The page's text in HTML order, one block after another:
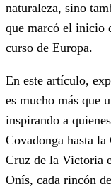
naturaleza, sino
que marcó el inicio
curso de Europa.
En este artículo,
es mucho más que
inspirando a
Covadonga hasta
Cruz de la Victoria
Onís, cada rincón